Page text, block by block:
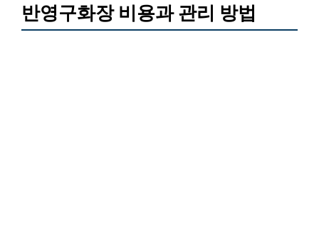
반영구화장 비용과 관리 방법